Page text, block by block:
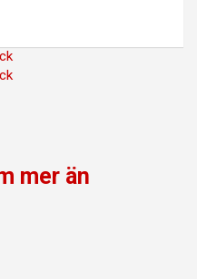
mer än